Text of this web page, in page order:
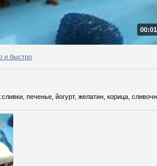
и быстро
печенье, йогурт, желатин, корица,